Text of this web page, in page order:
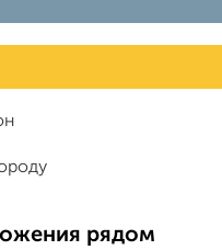
рядом